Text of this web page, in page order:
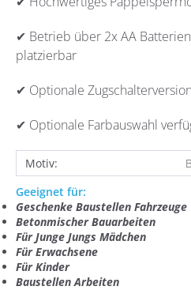
✔ Betrieb über 2x AA
platzierbar
✔ Optionale
✔ Optionale Farbauswahl
Motiv:
Geeignet für:
Geschenke Baustellen Fahrzeuge
Betonmischer Bauarbeiten
Für Junge Jungs Mädchen
Für Erwachsene
Für Kinder
Baustellen Arbeiten